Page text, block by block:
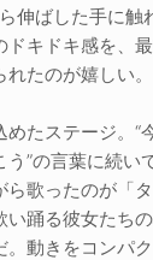
伸ばした手に触
ドキドキ感を、
たのが嬉しい。
めたステージ。“
”の言葉に続い
ら歌ったのが「
い踊る彼女たち
。動きをコンパ